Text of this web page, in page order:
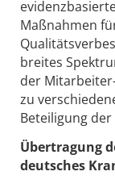
Maßnahmen
breites
der
zu
Beteiligung der
Übertragung
deutsches